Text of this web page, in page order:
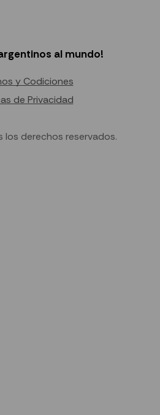
al mundo!
y Codiciones
de Privacidad
derechos reservados.